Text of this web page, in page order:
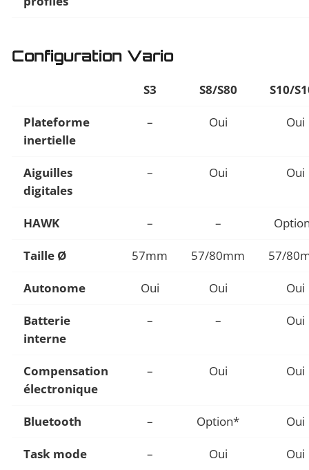
Configuration Vario
S3 S8/S80 S10/
Plateforme
inertielle
– Oui Oui
Aiguilles
digitales
– Oui Oui
HAWK – –
Taille Ø 57mm 57/80mm 57/
Autonome Oui Oui Oui
Batterie
interne
– – Oui
Compensation
électronique
– Oui Oui
Bluetooth – Option* Oui
Task mode – Oui Oui